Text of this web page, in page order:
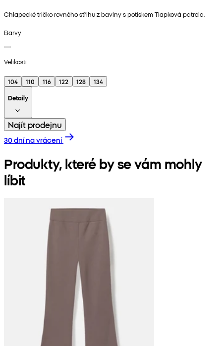
Chlapecké tričko rovného střihu z bavlny s potiskem Tlapková patrola.
Barvy
Velikosti
104 110 116 122 128
134
Detaily
Najít prodejnu
30 dní na vrácení
Produkty, které by se vám mohly
líbit